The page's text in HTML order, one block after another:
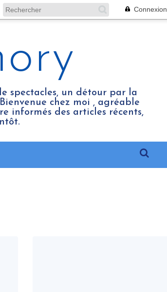
Connexion
spectacles, un détour par la
chez moi , agréable
informés des articles récents,